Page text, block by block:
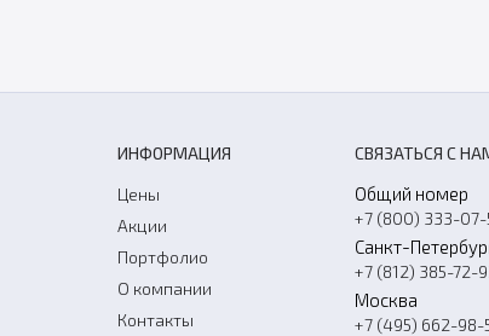
ИНФОРМАЦИЯ
Цены
Акции
Портфолио
О компании
Контакты
СВЯЗАТЬСЯ С
Общий номер
+7 (800) 333-07-
Санкт-
+7 (812) 385-72-
Москва
+7 (495) 662-98-